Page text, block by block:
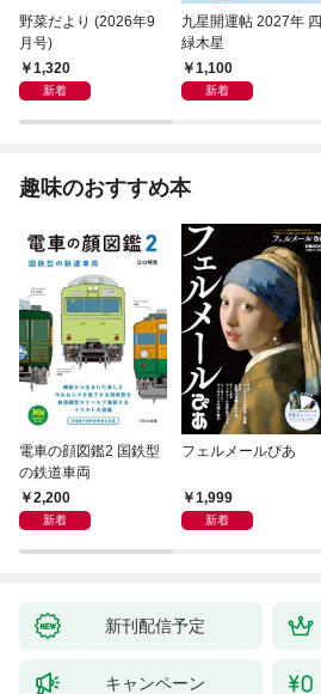
野菜だより (2026年9
月号)
1,320
新着
九星開運帖 2027年 四
緑木星
1,100
新着
趣味のおすすめ本
電車の顔図鑑2 国鉄型
の鉄道車両
2,200
新着
フェルメールぴあ
1,999
新着
新刊配信予定
キャンペーン